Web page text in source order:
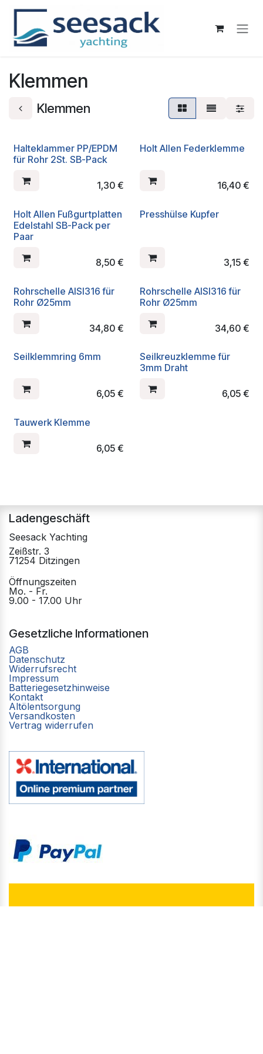
Zum Inhalt springen
Klemmen
Klemmen
Halteklammer PP/EPDM
für Rohr 2St. SB-Pack
1,30€
Holt Allen Federklemme
16,40 €
Holt Allen Fußgurtplatten
Edelstahl SB-Pack per
Paar
8,50€
Presshülse Kupfer
3,15 €
Rohrschelle AISI316 für
Rohr Ø25mm
34,80€
Rohrschelle AISI316 für
Rohr Ø25mm
34,60 €
Seilklemmring 6mm
6,05€
Seilkreuzklemme für
3mm Draht
6,05 €
Tauwerk Klemme
6,05€
Ladengeschäft
Seesack Yachting
Zeißstr. 3
71254 Ditzingen
Öffnungszeiten
Mo. - Fr.
9.00 - 17.00 Uhr
Gesetzliche Informationen
AGB
Datenschutz
Widerrufsrecht
Impressum
Batteriegesetzhinweise
Kontakt
Altölentsorgung
Versandkosten
Vertrag widerrufen